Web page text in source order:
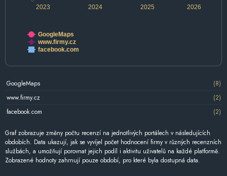
2024 2026
2023 2025
GoogleMaps
www.firmy.cz
facebook.com
GoogleMaps
(8)
www.firmy.cz
(2)
facebook.com
(2)
Graf zobrazuje změny počtu recenzí na jednotlivých portálech v následujících
obdobích. Data ukazují, jak se vyvíjel počet hodnocení firmy v různých recenzních
službách, a umožňují porovnat jejich podíl i aktivitu uživatelů na každé platformě.
Zobrazené hodnoty zahrnují pouze období, pro které byla dostupná data.